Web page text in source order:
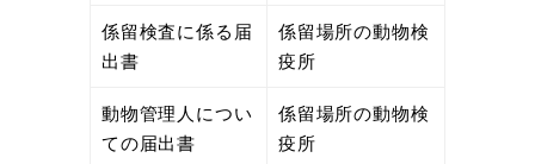
係留検査に係る届
出書
係留場所の動物検
疫所
動物管理人につい
ての届出書
係留場所の動物検
疫所